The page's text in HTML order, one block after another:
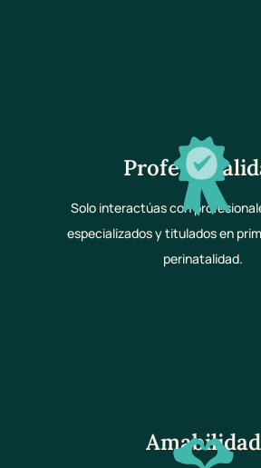
Solo interactúas con
especializados y titulados en
perinatalidad.
Amabilidad